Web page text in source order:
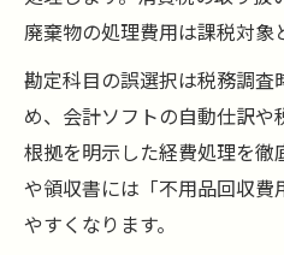
廃棄物の処理費用は課税対象
勘定科目の誤選択は税務調査
め、会計ソフトの自動仕訳や
根拠を明示した経費処理を
や領収書には「不用品回収費
やすくなります。